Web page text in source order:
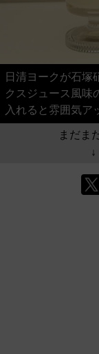
日清ヨークが石塚
クスジュース風味
入れると雰囲気ア
まだま